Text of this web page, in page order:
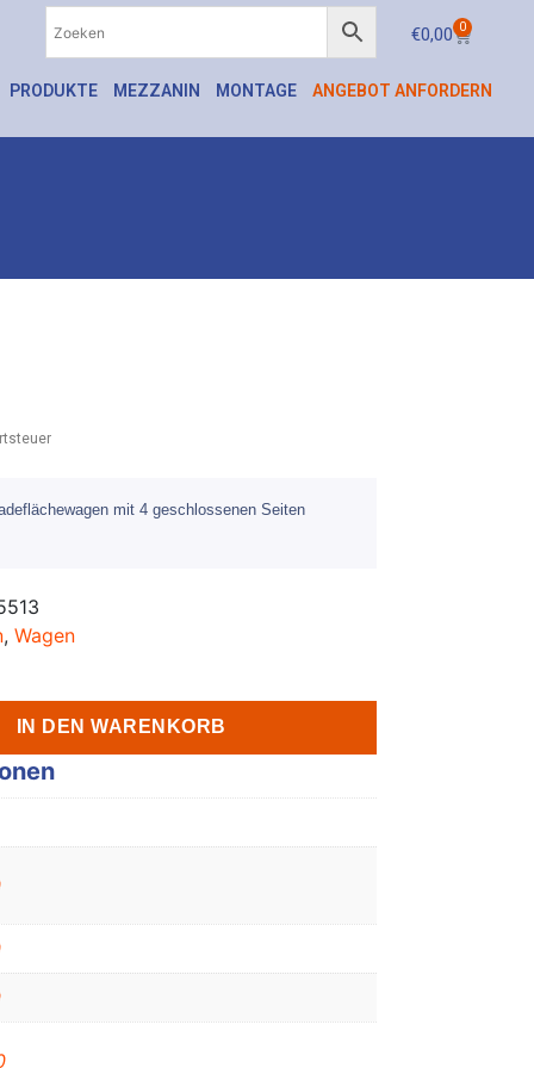
€0,00 0
PRODUKTE MEZZANIN MONTAGE ANGEBOT ANFORDERN
mit 4 geschlossenen Seiten
, Wagen
IN DEN WARENKORB